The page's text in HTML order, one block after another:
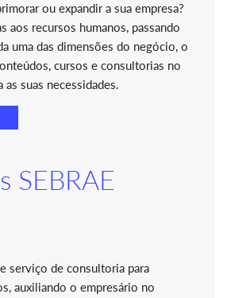
ou expandir a sua empresa?
aos recursos humanos, passando
uma das dimensões do negócio, o
cursos e consultorias no
suas necessidades.
SEBRAE
serviço de consultoria para
auxiliando o empresário no